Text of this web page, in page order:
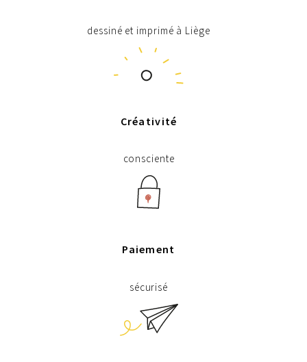
dessiné et imprimé à Liège
Créativité
consciente
Paiement
sécurisé